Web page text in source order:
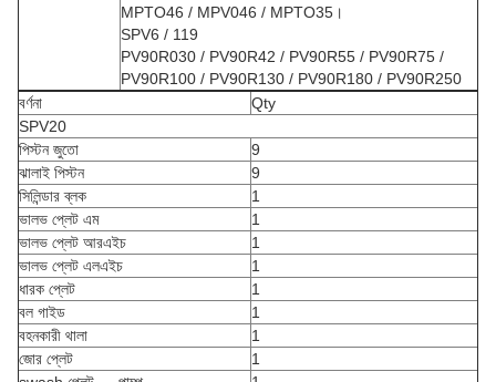
MPTO46 / MPV046 / MPTO35।
SPV6 / 119
PV90R030 / PV90R42 / PV90R55 / PV90R75 /
PV90R100 / PV90R130 / PV90R180 / PV90R250
বর্ণনা
Qty
SPV20
পিস্টন জুতো
9
ঝালাই পিস্টন
9
সিলিন্ডার ব্লক
1
ভালভ প্লেট এম
1
ভালভ প্লেট আরএইচ
1
ভালভ প্লেট এলএইচ
1
ধারক প্লেট
1
বল গাইড
1
বহনকারী থালা
1
জোর প্লেট
1